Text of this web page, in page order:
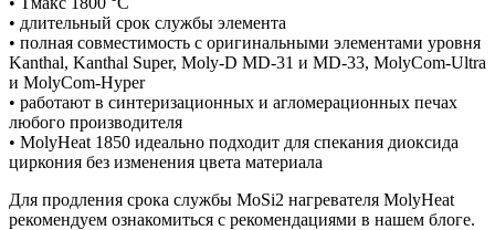
• длительный срок службы элемента
• полная совместимость с оригинальными элементами уровня
Kanthal, Kanthal Super, Moly-D MD-31 и MD-33, MolyCom-Ultra
и MolyCom-Hyper
• работают в синтеризационных и агломерационных печах
любого производителя
• MolyHeat 1850 идеально подходит для спекания диоксида
циркония без изменения цвета материала
Для продления срока службы MoSi2 нагревателя MolyHeat
рекомендуем ознакомиться с рекомендациями в нашем блоге.